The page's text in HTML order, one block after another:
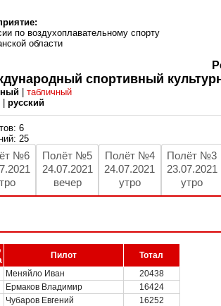
по воздухоплавательному спорту
области
спортивный
табличный
русский
6
25
№6
Полёт №5
24.07.2021
вечер
Полёт №4
24.07.2021
утро
Полёт №3
23.07.2021
утро
Пилот
Тотал
Меняйло Иван
20438
Ермаков Владимир
16424
Чубаров Евгений
16252